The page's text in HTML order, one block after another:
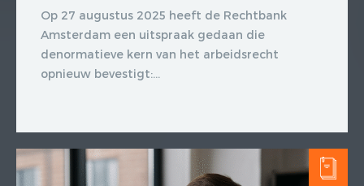
Op 27 augustus 2025 heeft de Rechtbank
Amsterdam een uitspraak gedaan die
denormatieve kern van het arbeidsrecht
opnieuw bevestigt:...